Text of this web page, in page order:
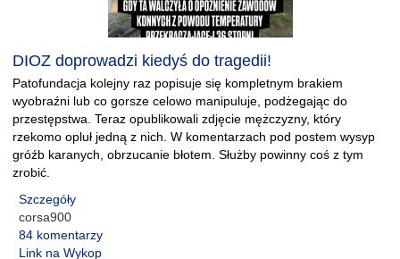
DIOZ doprowadzi kiedyś do tragedii!
Patofundacja kolejny raz popisuje się kompletnym brakiem
wyobraźni lub co gorsze celowo manipuluje, podżegając do
przestępstwa. Teraz opublikowali zdjęcie mężczyzny, który
rzekomo opluł jedną z nich. W komentarzach pod postem wysyp
gróźb karanych, obrzucanie błotem. Służby powinny coś z tym
zrobić.
Szczegóły
corsa900
84 komentarzy
Link na Wykop